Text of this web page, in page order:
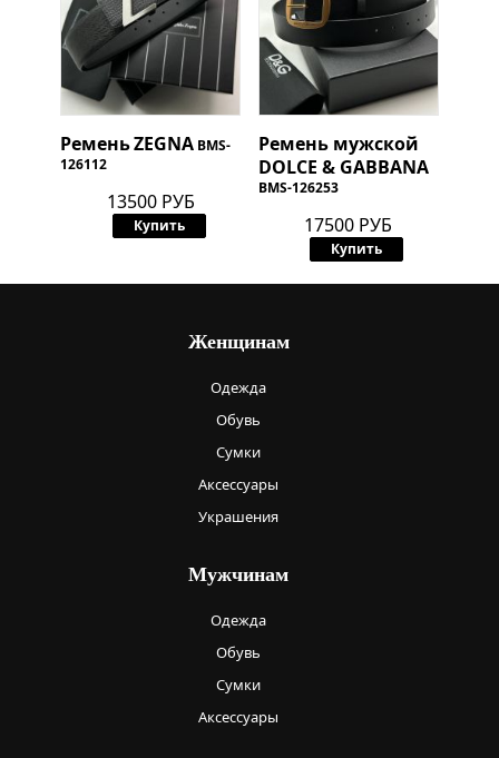
РеменьZEGNA BMS-
126112
13500 РУБ
Купить
Ремень мужской
DOLCE & GABBANA
BMS-126253
17500 РУБ
Купить
Женщинам
Одежда
Обувь
Сумки
Аксессуары
Украшения
Мужчинам
Одежда
Обувь
Сумки
Аксессуары